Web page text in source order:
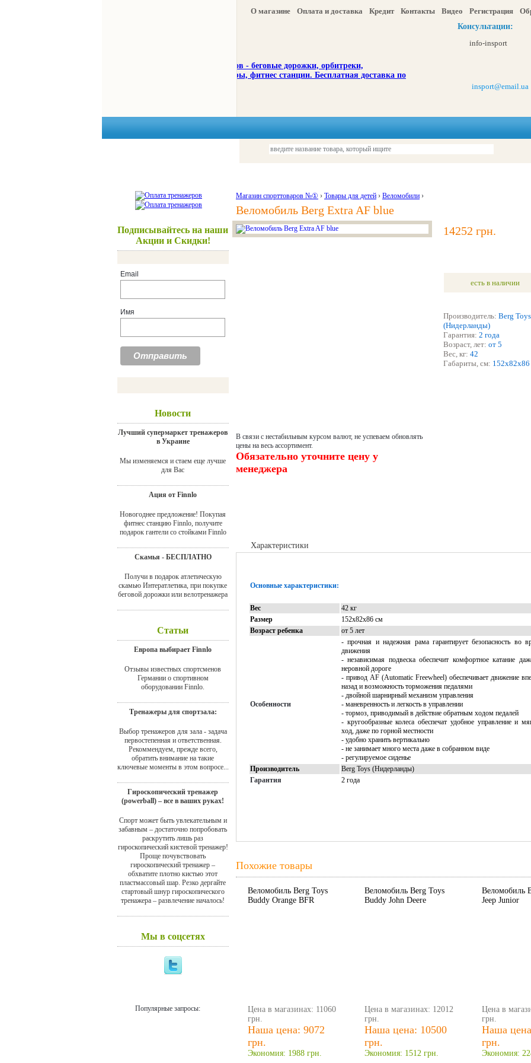
О магазине Оплата и доставка Кредит Контакты Видео Регистрация
Консультации:
info-insport
insport@email.ua
Подписывайтесь на наши
Акции и Скидки!
Email
Имя
Новости
Лучший супермаркет тренажеров
в Украине
Мы изменяемся и стаем еще лучше
для Вас
Ация от Finnlo
Новогоднее предложение! Покупая
фитнес станцию Finnlo, получите
подарок гантели со стойками Finnlo
Скамья - БЕСПЛАТНО
Получи в подарок атлетическую
скамью Интератлетика, при покупке
беговой дорожки или велотренажера
Статьи
Европа выбирает Finnlo
Отзывы известных спортсменов
Германии о спортивном
оборудовании Finnlo.
Тренажеры для спортзала:
Выбор тренажеров для зала - задача
первостепенная и ответственная.
Рекоммендуем, прежде всего,
обратить внимание на такие
ключевые моменты в этом вопросе...
Гироскопический тренажер
(powerball) – все в ваших руках!
Спорт может быть увлекательным и
забавным – достаточно попробовать
раскрутить лишь раз
гироскопический кистевой тренажер!
Проще почувствовать
гироскопический тренажер –
обхватите плотно кистью этот
пластмассовый шар. Резко дергайте
стартовый шнур гироскопического
тренажера – развлечение началось!
Мы в соцсетях
Популярные запросы:
Магазин спорттоваров №① › Товары для детей › Веломобили ›
Веломобиль Berg Extra AF blue
В связи с нестабильным курсом валют, не успеваем обновлять
цены на весь ассортимент.
Обязательно уточните цену у
менеджера
14252 грн.
есть в наличии
Производитель: Berg Toys
(Нидерланды)
Гарантия: 2 года
Возраст, лет: от 5
Вес, кг: 42
Габариты, см: 152x82x86
Характеристики
Основные характеристики:
Вес
42 кг
Размер
152х82х86 см
Возраст ребенка
от 5 лет
Особенности
- прочная и надежная рама гарантирует безопасность во
движения
- независимая подвеска обеспечит комфортное катание
неровной дороге
- привод AF (Automatic Freewheel) обеспечивает движение
назад и возможность торможения педалями
- двойной шарнирный механизм управления
- маневренность и легкость в управлении
- тормоз, приводимый в действие обратным ходом педалей
- кругообразные колеса обеспечат удобное управление и
ход, даже по горной местности
- удобно хранить вертикально
- не занимает много места даже в собранном виде
- регулируемое сиденье
Производитель
Berg Toys (Нидерланды)
Гарантия
2 года
Похожие товары
Веломобиль Berg Toys
Buddy Orange BFR
Цена в магазинах: 11060
грн.
Наша цена: 9072
грн.
Экономия: 1988 грн.
Веломобиль Berg Toys
Buddy John Deere
Цена в магазинах: 12012
грн.
Наша цена: 10500
грн.
Экономия: 1512 грн.
Веломобиль
Jeep Junior
Цена в
грн.
Наша
грн.
Экономия: